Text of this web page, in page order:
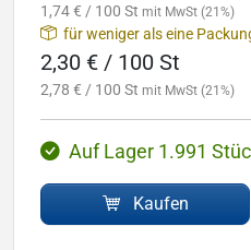
1,74 € / 100 St mit MwSt (21%)
für weniger als eine
2,30 € / 100 St
2,78 € / 100 St mit MwSt (21%)
Auf Lager 1.991
Kaufen